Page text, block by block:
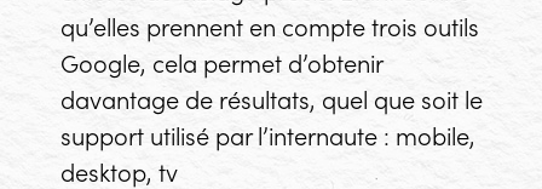
qu’elles prennent en compte trois outils
Google, cela permet d’obtenir
davantage de résultats, quel que soit le
support utilisé par l’internaute : mobile,
desktop, tv